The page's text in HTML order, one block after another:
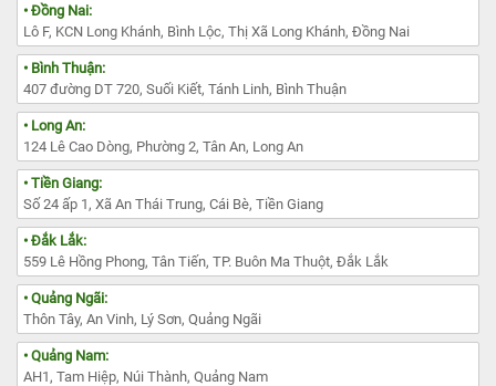
• Đồng Nai:
Lô F, KCN Long Khánh, Bình Lộc, Thị Xã Long Khánh, Đồng Nai
• Bình Thuận:
407 đường DT 720, Suối Kiết, Tánh Linh, Bình Thuận
• Long An:
124 Lê Cao Dòng, Phường 2, Tân An, Long An
• Tiền Giang:
Số 24 ấp 1, Xã An Thái Trung, Cái Bè, Tiền Giang
• Đắk Lắk:
559 Lê Hồng Phong, Tân Tiến, TP. Buôn Ma Thuột, Đắk Lắk
• Quảng Ngãi:
Thôn Tây, An Vinh, Lý Sơn, Quảng Ngãi
• Quảng Nam:
AH1, Tam Hiệp, Núi Thành, Quảng Nam